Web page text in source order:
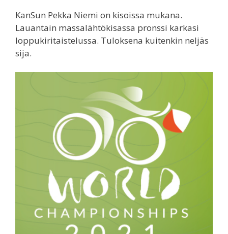
KanSun Pekka Niemi on kisoissa mukana.
Lauantain massalähtökisassa pronssi karkasi
loppukiritaistelussa. Tuloksena kuitenkin neljäs
sija.